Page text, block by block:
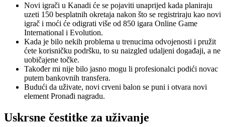
Novi igrači u Kanadi će se pojaviti unaprijed kada planiraju
uzeti 150 besplatnih okretaja nakon što se registriraju kao novi
igrač i moći će odigrati više od 850 igara Online Game
International i Evolution.
Kada je bilo nekih problema u trenucima odvojenosti i pružit
ćete korisničku podršku, to su naizgled udaljeni događaji, a ne
uobičajene točke.
Također mi nije bilo jasno mogu li profesionalci podići novac
putem bankovnih transfera.
Budući da uživate, novi crveni balon se puni i otvara novi
element Pronađi nagradu.
Uskrsne čestitke za uživanje